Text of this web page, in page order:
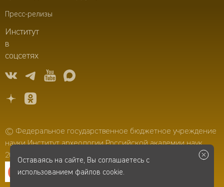
Пресс-релизы
Институт
в
соцсетях
© Федеральное государственное бюджетное учреждение
науки Институт археологии Российской академии наук,
2006–2026
Оставаясь на сайте, Вы соглашаетесь с
использованием файлов cookie.